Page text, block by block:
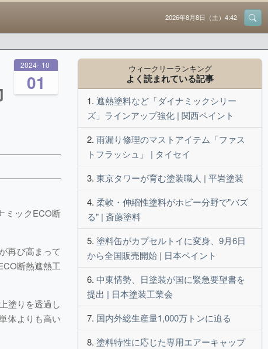
2026年8月8日（土）4:42
2024 - 10
01
ミックECO断
再び高まって
断熱遮熱工
塗りを透過し
体よりも高い
ウィークリーランキング
よく読まれている記事
遮熱塗料など「ダイナミックシリー
ズ」ラインアップ強化 | 関西ペイント
雨漏り修理のマストアイテム「ファス
トフラッシュ」 | タイセイ
東京タワーが育む塗装職人 | 平岩塗装
柔軟・伸縮性塗料がホビー分野で"バズ
る" | 斎藤塗料
塗料缶がカプセルトイに変身、9月6日
から全国販売開始 | 日本ペイント
中東情勢、日塗装が国に緊急要望書を
提出 | 日本塗装工業会
国内外総生産量1,000万トンに迫る
塗料特性に応じた専用エアーキャップ